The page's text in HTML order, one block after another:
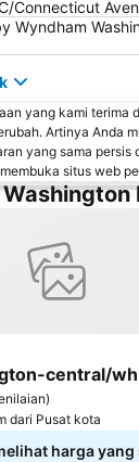
Connecticut
Wyndham
yang kami terima
Artinya Anda
yang sama persis
situs web
favorit
central/
)
dari Pusat kota
harga yang